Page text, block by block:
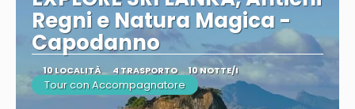
Regni e Natura Magica -
Capodanno
10 LOCALITÀ 4 TRASPORTO 10 NOTTE/I
Tour con Accompagnatore